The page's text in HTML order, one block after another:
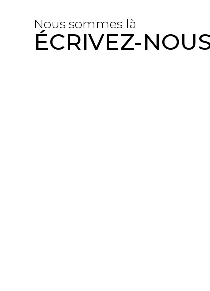
Nous sommes là
ÉCRIVEZ-